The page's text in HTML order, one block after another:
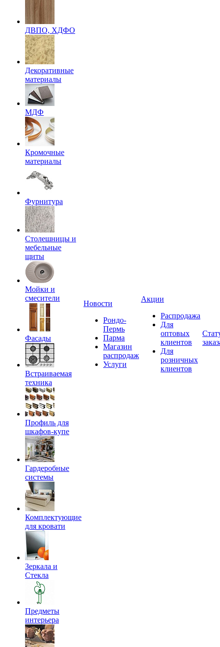
ДВПО, ХДФО
Декоративные
материалы
МДФ
Кромочные
материалы
Фурнитура
Столешницы и
мебельные
щиты
Мойки и
смесители
Фасады
Встраиваемая
техника
Профиль для
шкафов-купе
Гардеробные
системы
Комплектующие
для кровати
Зеркала и
Стекла
Предметы
интерьера
Новости
Рондо-
Пермь
Парма
Магазин
распродаж
Услуги
Акции
Распродажа
Для
оптовых
клиентов
Для
розничных
клиентов